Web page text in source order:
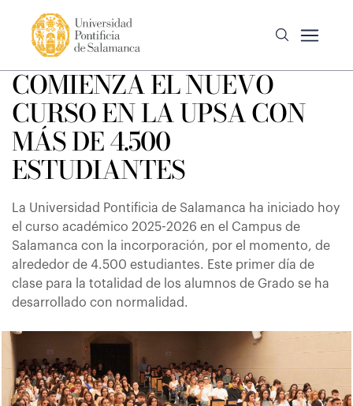
COMIENZA EL NUEVO
CURSO EN LA UPSA CON
MÁS DE 4.500
ESTUDIANTES
La Universidad Pontificia de Salamanca ha iniciado hoy
el curso académico 2025-2026 en el Campus de
Salamanca con la incorporación, por el momento, de
alrededor de 4.500 estudiantes. Este primer día de
clase para la totalidad de los alumnos de Grado se ha
desarrollado con normalidad.